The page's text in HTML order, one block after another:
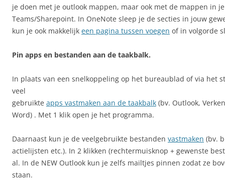
je doen met je outlook mappen, maar ook met de mappen in
Teams/Sharepoint. In OneNote sleep je de secties in jouw
kun je ook makkelijk een pagina tussen voegen of in volgorde
Pin apps en bestanden aan de taakbalk.
In plaats van een snelkoppeling op het bureaublad of via het
veel
gebruikte apps vastmaken aan de taakbalk (bv. Outlook,
Word) . Met 1 klik open je het programma.
Daarnaast kun je de veelgebruikte bestanden vastmaken (bv.
actielijsten etc.). In 2 klikken (rechtermuisknop + gewenste
al. In de NEW Outlook kun je zelfs mailtjes pinnen zodat ze
staan.